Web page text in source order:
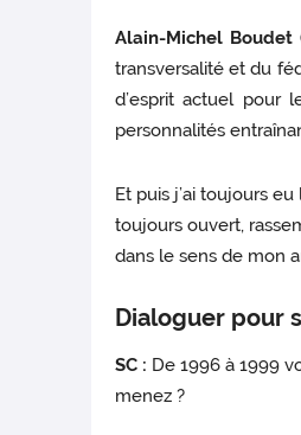
Alain-Michel Boudet
transversalité et du
d’esprit actuel pour
personnalités
Et puis j’ai toujours
toujours ouvert,
dans le sens de mon
Dialoguer pour
SC : De 1996 à 1999
menez ?